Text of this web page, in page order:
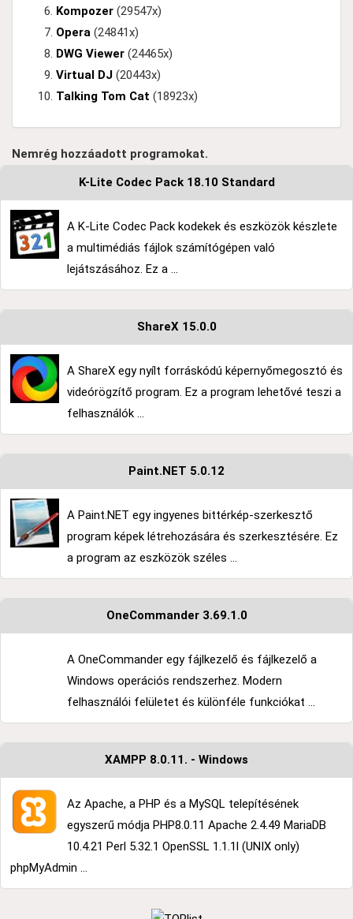
Kompozer (29547x)
Opera (24841x)
DWG Viewer (24465x)
Virtual DJ (20443x)
Talking Tom Cat (18923x)
Nemrég hozzáadott programokat.
K-Lite Codec Pack 18.10 Standard
A K-Lite Codec Pack kodekek és eszközök készlete
a multimédiás fájlok számítógépen való
lejátszásához. Ez a ...
ShareX 15.0.0
A ShareX egy nyílt forráskódú képernyőmegosztó és
videórögzítő program. Ez a program lehetővé teszi a
felhasználók ...
Paint.NET 5.0.12
A Paint.NET egy ingyenes bittérkép-szerkesztő
program képek létrehozására és szerkesztésére. Ez
a program az eszközök széles ...
OneCommander 3.69.1.0
A OneCommander egy fájlkezelő és fájlkezelő a
Windows operációs rendszerhez. Modern
felhasználói felületet és különféle funkciókat ...
XAMPP 8.0.11. - Windows
Az Apache, a PHP és a MySQL telepítésének
egyszerű módja PHP8.0.11 Apache 2.4.49 MariaDB
10.4.21 Perl 5.32.1 OpenSSL 1.1.1l (UNIX only)
phpMyAdmin ...